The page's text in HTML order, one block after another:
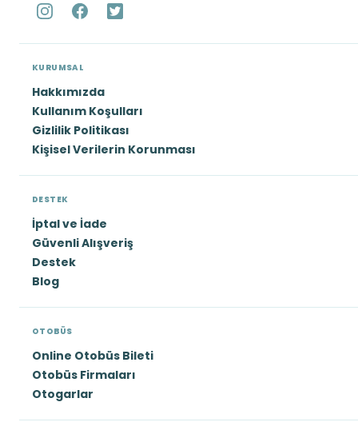
KURUMSAL
Hakkımızda
Kullanım Koşulları
Gizlilik Politikası
Kişisel Verilerin Korunması
DESTEK
İptal ve İade
Güvenli Alışveriş
Destek
Blog
OTOBÜS
Online Otobüs Bileti
Otobüs Firmaları
Otogarlar